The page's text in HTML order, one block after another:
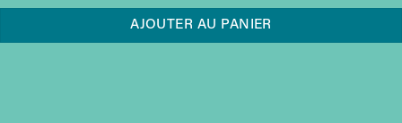
:
AJOUTER AU PANIER